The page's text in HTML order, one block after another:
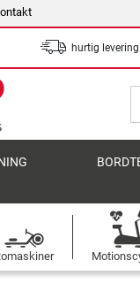
hurtig levering